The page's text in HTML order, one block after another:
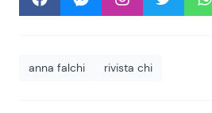
anna falchi rivista chi